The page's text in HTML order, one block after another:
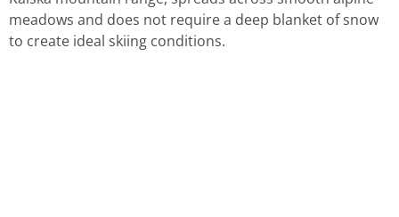
meadows and does not require a deep blanket of snow
to create ideal skiing conditions.